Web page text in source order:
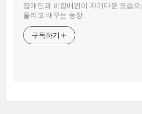
장애인과 비장애인이 자기다운 모습으
울리고 배우는 농장
구독하기